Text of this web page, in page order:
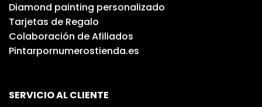
Diamond painting personalizado
Tarjetas de Regalo
Colaboración de Afiliados
Pintarpornumerostienda.es
SERVICIO AL CLIENTE